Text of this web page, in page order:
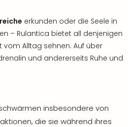
erkunden oder die Seele in
– Rulantica bietet all denjenigen
vom Alltag sehnen. Auf über
und andererseits Ruhe und
insbesondere von
die sie während ihres